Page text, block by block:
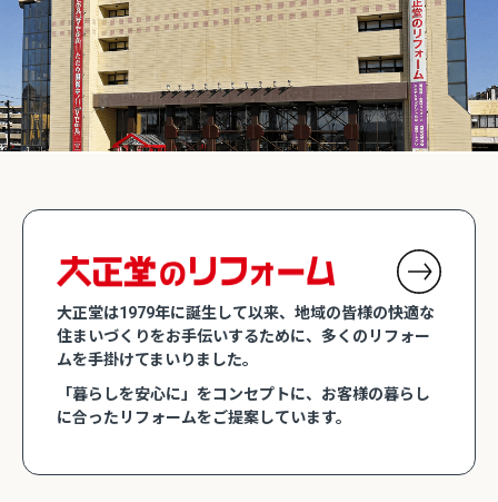
大正堂は1979年に誕生して以来、地域の皆様の快適な
住まいづくりをお手伝いするために、多くのリフォー
ムを手掛けてまいりました。
「暮らしを安心に」をコンセプトに、お客様の暮らし
に合ったリフォームをご提案しています。